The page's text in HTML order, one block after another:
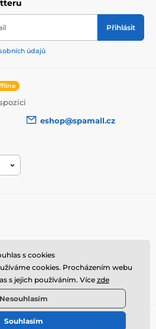
Přihlásit
údajů
eshop@spamall.cz
⦁ E-shop vytvořila
s cookies
cookies. Procházením webu
s jejich používáním. Více zde
Nesouhlasím
Souhlasím